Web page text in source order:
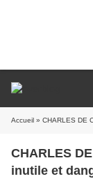
Accueil » CHARLES DE
CHARLES
inutile et